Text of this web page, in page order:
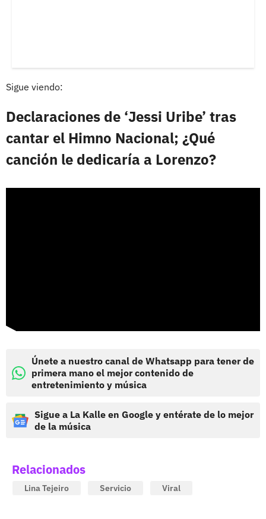
Sigue viendo:
Declaraciones de ‘Jessi Uribe’ tras
cantar el Himno Nacional; ¿Qué
canción le dedicaría a Lorenzo?
Únete a nuestro canal de Whatsapp para tener de
primera mano el mejor contenido de
entretenimiento y música
Sigue a La Kalle en Google y entérate de lo mejor
de la música
Relacionados
Lina Tejeiro Servicio Viral